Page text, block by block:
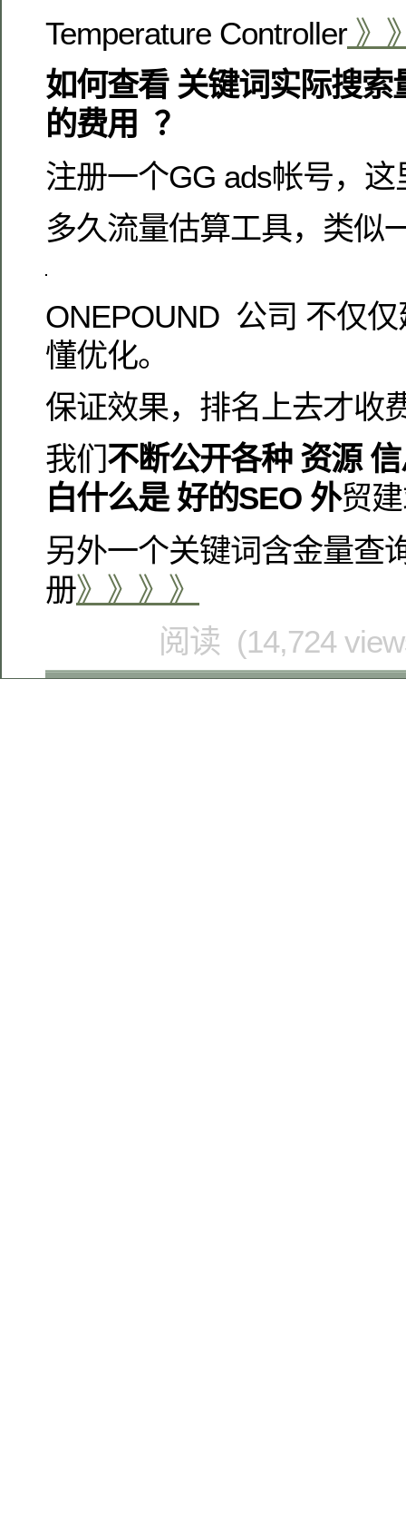
Temperature Controller 》
如何查看 关键词实际搜
的费用 ？
注册一个GG ads帐号，这
多久流量估算工具，类似
ONEPOUND 公司 不仅
懂优化。
保证效果，排名上去才收
我们 不断公开各种 资源
白什么是 好的SEO 外贸
另外一个关键词含金量查
册》》》》
阅读 (14,724